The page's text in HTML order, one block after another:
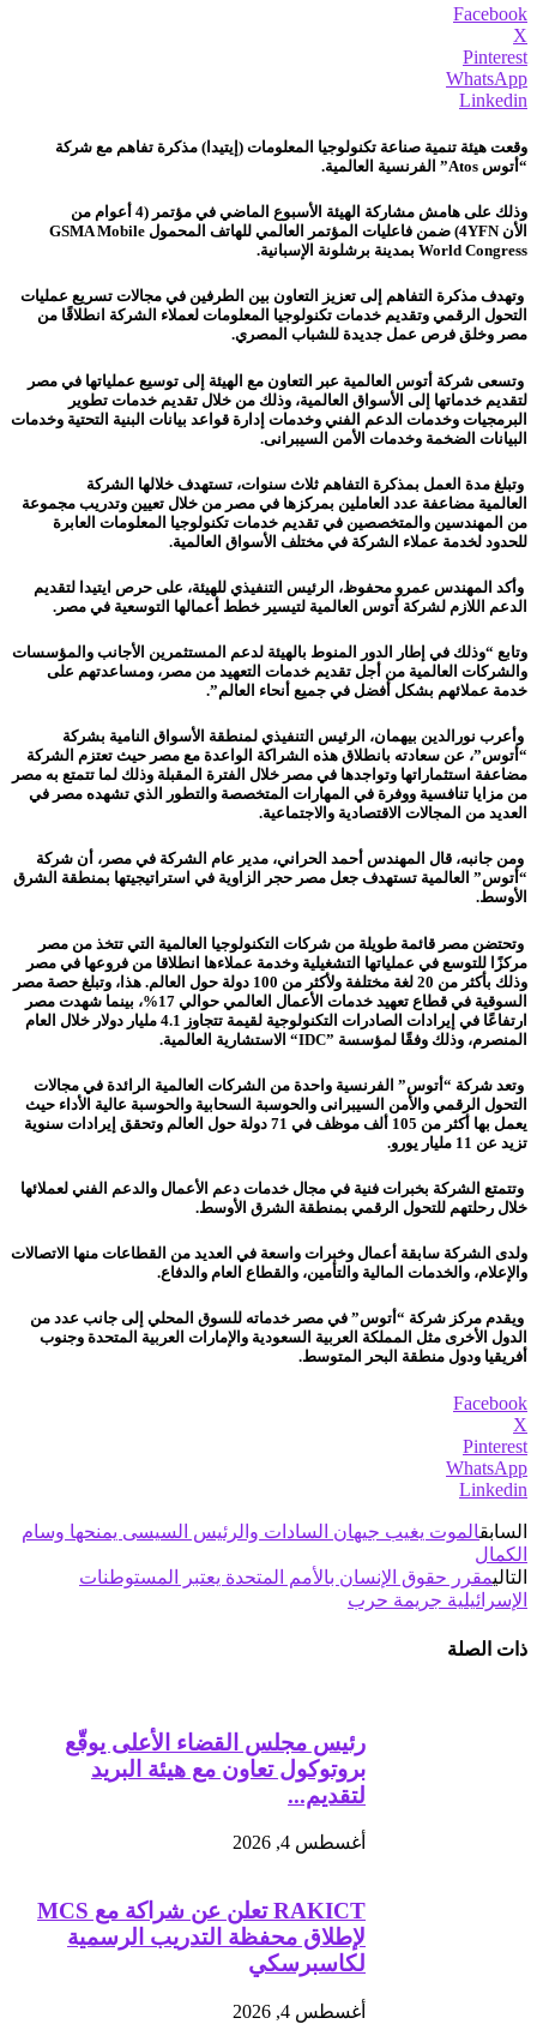
Facebook
X
Pinterest
WhatsApp
Linkedin
وقعت هيئة تنمية صناعة تكنولوجيا المعلومات (إيتيدا) مذكرة تفاهم مع شركة
“أتوس Atos
” الفرنسية العالمية.
وذلك على هامش
مشاركة الهيئة الأسبوع الماضي في مؤتمر (4 أعوام من
الأن4YFN) ضمن فاعليات المؤتمر العالمي للهاتف المحمول GSMA Mobile
World Congress بمدينة برشلونة الإسبانية.
وتهدف مذكرة التفاهم إلى تعزيز التعاون بين الطرفين في مجالات تسريع عمليات
التحول الرقمي وتقديم خدمات تكنولوجيا المعلومات لعملاء الشركة انطلاقًا من
مصر وخلق فرص عمل جديدة للشباب المصري.
وتسعى شركة أتوس العالمية عبر التعاون مع الهيئة إلى توسيع عملياتها في مصر
لتقديم خدماتها إلى الأسواق العالمية، وذلك من خلال تقديم خدمات تطوير
البرمجيات وخدمات الدعم الفني وخدمات إدارة قواعد بيانات البنية التحتية وخدمات
البيانات الضخمة وخدمات الأمن السيبرانى.
وتبلغ مدة العمل بمذكرة التفاهم ثلاث سنوات، تستهدف خلالها الشركة
العالمية مضاعفة عدد العاملين بمركزها في مصر من خلال تعيين وتدريب مجموعة
من المهندسين والمتخصصين في تقديم خدمات تكنولوجيا المعلومات العابرة
للحدود لخدمة عملاء الشركة في مختلف الأسواق العالمية.
وأكد المهندس عمرو محفوظ، الرئيس التنفيذي للهيئة، على حرص ايتيدا لتقديم
الدعم اللازم لشركة أتوس العالمية لتيسير خطط أعمالها التوسعية في مصر.
وتابع “وذلك في إطار الدور المنوط بالهيئة لدعم المستثمرين الأجانب والمؤسسات
والشركات العالمية من أجل تقديم خدمات التعهيد من مصر، ومساعدتهم على
خدمة عملائهم بشكل أفضل في جميع أنحاء العالم”.
وأعرب نورالدين بيهمان، الرئيس التنفيذي لمنطقة الأسواق النامية بشركة
“أتوس”، عن سعادته بانطلاق هذه الشراكة الواعدة مع مصر حيث تعتزم الشركة
مضاعفة استثماراتها وتواجدها في مصر خلال الفترة المقبلة وذلك لما تتمتع به مصر
من مزايا تنافسية ووفرة في المهارات المتخصصة والتطور الذي تشهده مصر في
العديد من المجالات الاقتصادية والاجتماعية.
ومن جانبه، قال المهندس أحمد الحراني، مدير عام الشركة في مصر، أن شركة
“أتوس” العالمية تستهدف جعل مصر حجر الزاوية في استراتيجيتها بمنطقة الشرق
الأوسط.
وتحتضن مصر قائمة طويلة من شركات التكنولوجيا العالمية التي تتخذ من مصر
مركزًا للتوسع في عملياتها التشغيلية وخدمة عملاءها انطلاقا من فروعها في مصر
وذلك بأكثر من 20 لغة مختلفة ولأكثر من 100 دولة حول العالم. هذا، وتبلغ حصة مصر
السوقية في قطاع تعهيد خدمات الأعمال العالمي حوالي 17%، بينما شهدت مصر
ارتفاعًا في إيرادات الصادرات التكنولوجية لقيمة تتجاوز 4.1 مليار دولار خلال العام
المنصرم، وذلك وفقًا لمؤسسة “IDC” الاستشارية العالمية.
وتعد شركة “أتوس” الفرنسية واحدة من الشركات العالمية الرائدة في مجالات
التحول الرقمي والأمن السيبرانى والحوسبة السحابية والحوسبة عالية الأداء حيث
يعمل بها أكثر من 105 ألف موظف في 71 دولة حول العالم وتحقق إيرادات سنوية
تزيد عن 11 مليار يورو.
وتتمتع الشركة بخبرات فنية في مجال خدمات دعم الأعمال والدعم الفني لعملائها
خلال رحلتهم للتحول الرقمي بمنطقة الشرق الأوسط.
ولدى الشركة سابقة أعمال وخبرات واسعة في العديد من القطاعات منها الاتصالات
والإعلام، والخدمات المالية والتأمين، والقطاع العام والدفاع.
ويقدم مركز شركة “أتوس” في مصر خدماته للسوق المحلي إلى جانب عدد من
الدول الأخرى مثل المملكة العربية السعودية والإمارات العربية المتحدة وجنوب
أفريقيا ودول منطقة البحر المتوسط.
Facebook
X
Pinterest
WhatsApp
Linkedin
السابقالموت يغيب جيهان السادات والرئيس السيسى يمنحها وسام
الكمال
التاليمقرر حقوق الإنسان بالأمم المتحدة يعتبر المستوطنات
الإسرائيلية جريمة حرب
ذات الصلة
رئيس مجلس القضاء الأعلى يوقّع
بروتوكول تعاون مع هيئة البريد
لتقديم...
أغسطس 4, 2026
RAKICT تعلن عن شراكة مع MCS
لإطلاق محفظة التدريب الرسمية
لكاسبرسكي
أغسطس 4, 2026